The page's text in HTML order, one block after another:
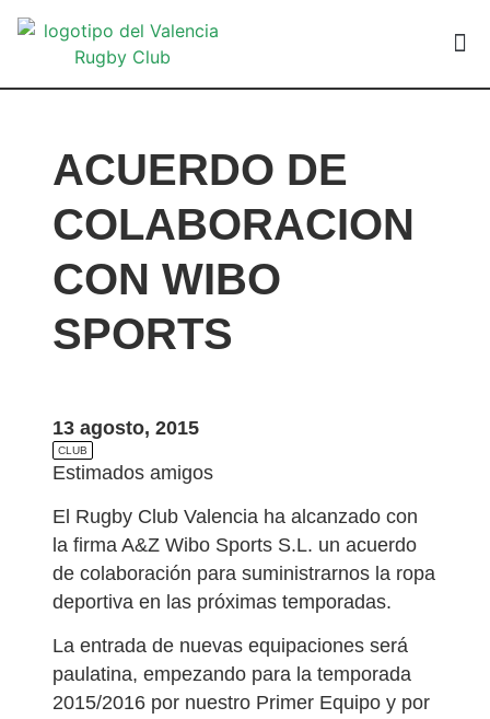
ACUERDO DE
COLABORACION
CON WIBO
SPORTS
13 agosto, 2015
CLUB
Estimados amigos
El Rugby Club Valencia ha alcanzado con
la firma A&Z Wibo Sports S.L. un acuerdo
de colaboración para suministrarnos la ropa
deportiva en las próximas temporadas.
La entrada de nuevas equipaciones será
paulatina, empezando para la temporada
2015/2016 por nuestro Primer Equipo y por